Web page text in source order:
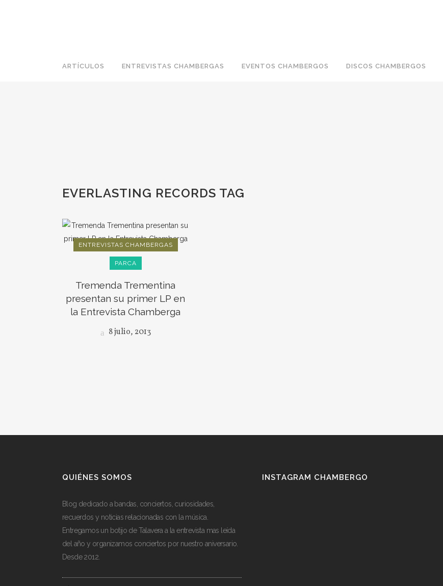
ARTÍCULOS ENTREVISTAS CHAMBERGAS EVENTOS CHAMBERGOS DISCOS CHAMBERGOS
EVERLASTING RECORDS TAG
ENTREVISTAS CHAMBERGAS
PARCA
Tremenda Trementina
presentan su primer LP en
la Entrevista Chamberga
8 julio, 2013
QUIÉNES SOMOS
Blog dedicado a bandas, conciertos, curiosidades,
recuerdos y noticias relacionadas con la música.
Entregamos un botijo de Talavera a la entrevista mas leída
del año y organizamos conciertos por nuestro aniversario.
Desde 2012.
INSTAGRAM CHAMBERGO